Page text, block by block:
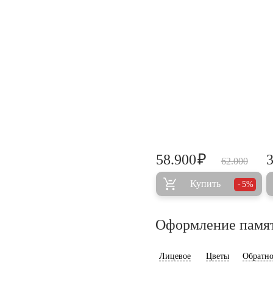
62.000
58.900₽
Купить 5%
Оформление
Лицевое Цветы